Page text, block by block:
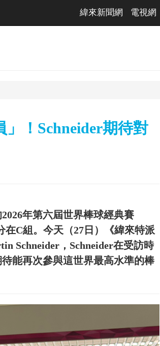
緯來新聞網 電視網
！Schneider期待對
年第六屆世界棒球經典賽
在C組。今天（27日）《緯來特派
Schneider，Schneider在受訪時
能再次參與這世界最高水準的棒